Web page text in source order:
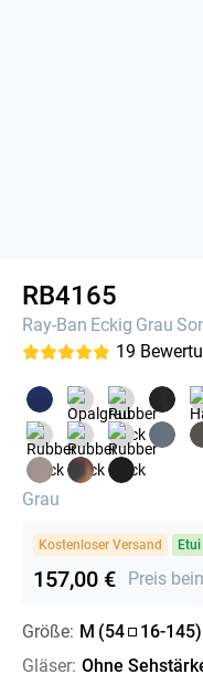
RB4165
Ray-Ban Eckig Grau
19
Grau
Kostenloser Versand
157,00 € Preis
Größe: M (54 16-145)
Gläser: Ohne